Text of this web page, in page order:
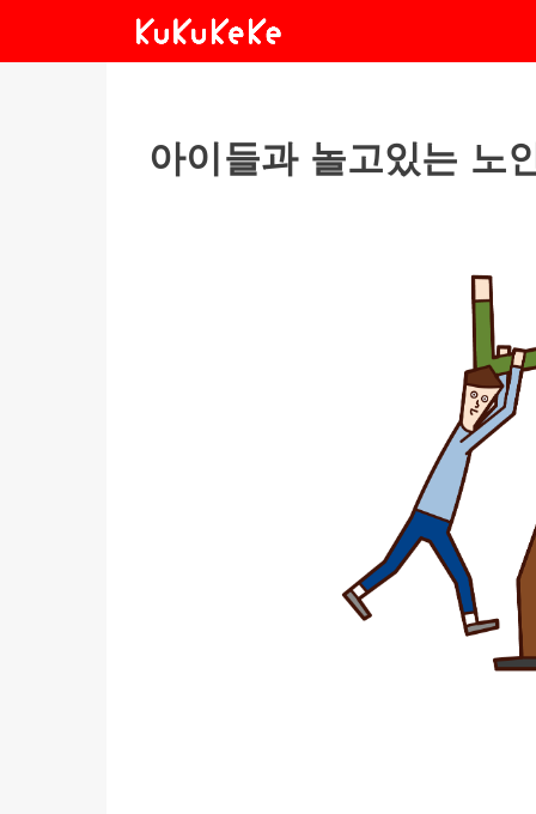
아이들과 놀고있는 노